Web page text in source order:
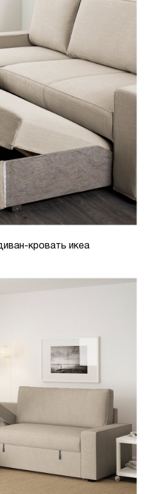
кровать икеа